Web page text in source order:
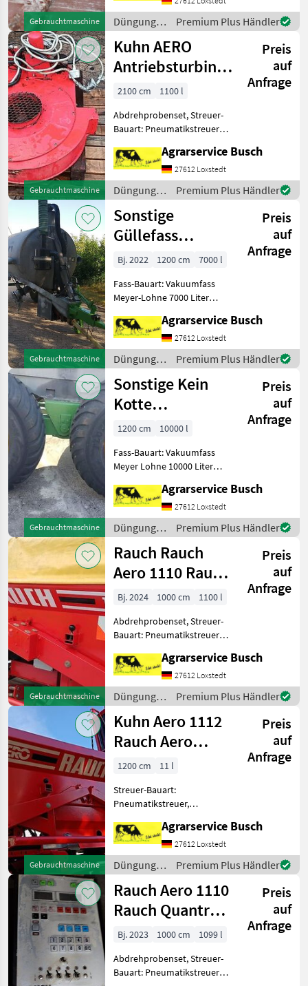
Gebrauchtmaschine
Dosierung über
Einstellhebel Preis unter
04208 2558 Düng
Düngung
und
Beregnung
/ Sonstige
Premium Plus Händler
Gebrauchtmaschine
Kuhn AERO
Antriebsturbine
Rauch AERO
Ersatzteile
Preis
auf
Anfrage
2100 cm
1100 l
Abdrehprobenset, Streuer-
Bauart: Pneumatikstreuer,
hydr. Betätigung,
Reihenstreuvorrichtung,
Streumengenverstellung
Rauch AERO Turbine und
Stellmot
Agrarservice Busch
27612 Loxstedt
Düngung
und
Beregnung
/ Rauch
Premium Plus Händler
Gebrauchtmaschine
Sonstige
Güllefass
7000Liter 1
Güllefass von
Mey
Preis
auf
Anfrage
Bj. 2022 1200 cm
7000 l
Fass-Bauart: Vakuumfass
Meyer-Lohne 7000 Liter
Auflaufgebremste
Ausführung Achtung es gibt
35 Bilder zur
Gerätedokumentaion
!!!!!!!!!!!!!!!!!!!!!!!!!!!!!!
Agrarservice Busch
27612 Loxstedt
Düngung
und
Beregnung
/ Sonstige
Premium Plus Händler
Gebrauchtmaschine
Sonstige Kein
Kotte
Wasserwagen
10000 Liter
Garant Güllef
Preis
auf
Anfrage
1200 cm
10000 l
Fass-Bauart: Vakuumfass
Meyer Lohne 10000 Liter
Güllewagen mit Lenckachse
10000 Liter
Vakumtankwagen mit
Tandemachse Baujahr nicht
errmittelbar
Agrarservice Busch
27612 Loxstedt
Düngung
und
Beregnung
/ Sonstige
Premium Plus Händler
Gebrauchtmaschine
Rauch Rauch
Aero 1110 Rauch
Quantron 4-6
Senorst
Preis
auf
Anfrage
Bj. 2024 1000 cm
1100 l
Abdrehprobenset, Streuer-
Bauart: Pneumatikstreuer,
hydr. Betätigung,
Reihenstreuvorrichtung,
Streumengenverstellung
Kuhn Aero 1110 mit
Quantron 4-6
Agrarservice Busch
27612 Loxstedt
Düngung
und
Beregnung
/ Rauch
Premium Plus Händler
Gebrauchtmaschine
Kuhn Aero 1112
Rauch Aero
Pneumatikstreuer
Preis
auf
Anfrage
1200 cm
11 l
Streuer-Bauart:
Pneumatikstreuer,
Streumengenverstellung
Text in deutscher, english
und Français
Dokumentation Rauch Aero
1112 KUHN AERO 1112 P
Agrarservice Busch
27612 Loxstedt
Düngung
und
Beregnung
/ Rauch
Premium Plus Händler
Rauch Aero 1110
Rauch Quantron
4-6
Senorsteueru
Preis
auf
Anfrage
Bj. 2023 1000 cm
1099 l
Abdrehprobenset, Streuer-
Bauart: Pneumatikstreuer,